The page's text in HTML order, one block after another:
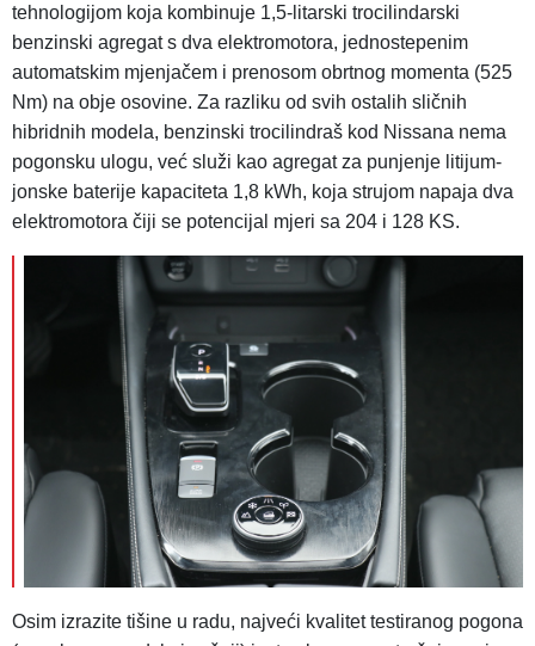
tehnologijom koja kombinuje 1,5-litarski trocilindarski
benzinski agregat s dva elektromotora, jednostepenim
automatskim mjenjačem i prenosom obrtnog momenta (525
Nm) na obje osovine. Za razliku od svih ostalih sličnih
hibridnih modela, benzinski trocilindraš kod Nissana nema
pogonsku ulogu, već služi kao agregat za punjenje litijum-
jonske baterije kapaciteta 1,8 kWh, koja strujom napaja dva
elektromotora čiji se potencijal mjeri sa 204 i 128 KS.
Osim izrazite tišine u radu, najveći kvalitet testiranog pogona